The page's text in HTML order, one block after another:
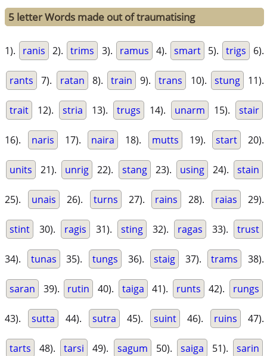
5 letter Words made out of traumatising
1). ranis 2). trims 3). ramus 4). smart 5). trigs 6).
rants 7). ratan 8). train 9). trans 10). stung 11).
trait 12). stria 13). trugs 14). unarm 15). stair
16). naris 17). naira 18). mutts 19). start 20).
units 21). unrig 22). stang 23). using 24). stain
25). unais 26). turns 27). rains 28). raias 29).
stint 30). ragis 31). sting 32). ragas 33). trust
34). tunas 35). tungs 36). staig 37). trams 38).
saran 39). rutin 40). taiga 41). runts 42). rungs
43). sutta 44). sutra 45). suint 46). ruins 47).
tarts 48). tarsi 49). sagum 50). saiga 51). sarin